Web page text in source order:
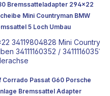
Bremssatteladapter 294x22
Mini Countryman BMW
5 Loch Umbau
34119804828 Mini
34111160352 /
Corrado Passat G60 Porsche
Bremssattel Adapter